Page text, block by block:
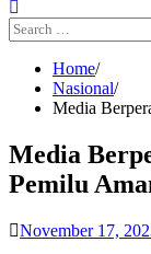
Search
for:
Home
Nasional
Media
Media
Pemilu
November 17,